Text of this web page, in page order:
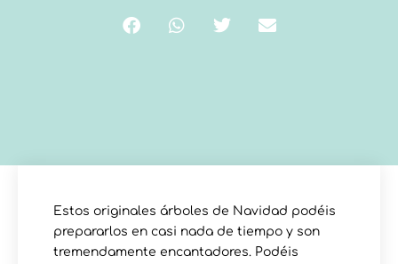
Estos originales árboles de Navidad podéis
prepararlos en casi nada de tiempo y son
tremendamente encantadores. Podéis